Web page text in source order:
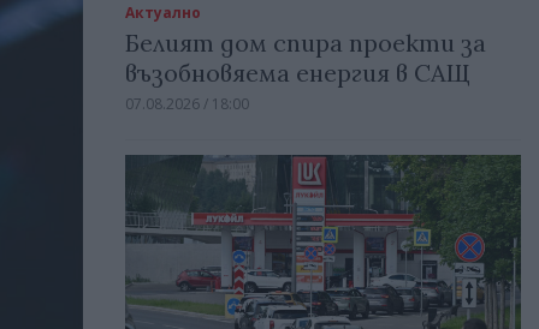
Актуално
Белият дом спира проекти за
възобновяема енергия в САЩ
07.08.2026 / 18:00